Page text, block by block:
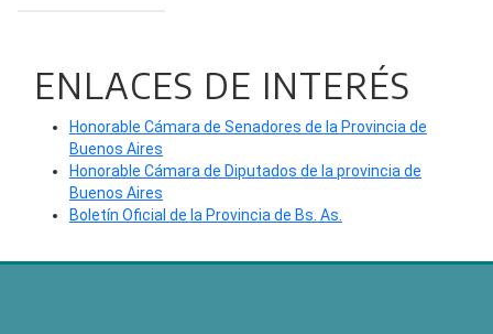
ENLACES DE INTERÉS
Honorable Cámara de Senadores de la Provincia de
Buenos Aires
Honorable Cámara de Diputados de la provincia de
Buenos Aires
Boletín Oficial de la Provincia de Bs. As.